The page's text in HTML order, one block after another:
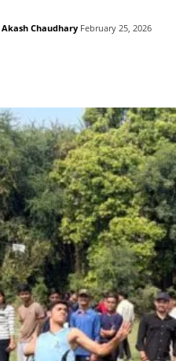
Akash Chaudhary February 25, 2026